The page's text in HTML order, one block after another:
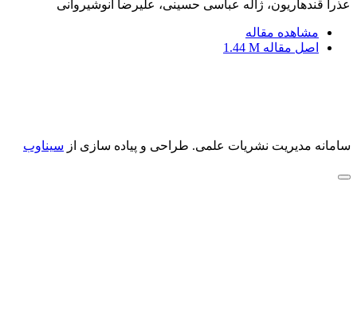
عذرا قندهاریون، ژاله عباسی حسینی، علیرضا انوشیروانی
مشاهده مقاله
اصل مقاله 1.44 M
سامانه مدیریت نشریات علمی. طراحی و پیاده سازی از سیناوب